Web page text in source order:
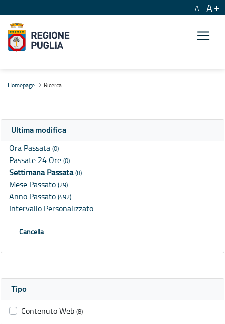
A A
Homepage Ricerca
Ultima modifica
Ora Passata (0)
Passate 24 Ore (0)
Settimana Passata(8)
Mese Passato (29)
Anno Passato (492)
Intervallo Personalizzato…
Cancella
Tipo
Contenuto Web (8)